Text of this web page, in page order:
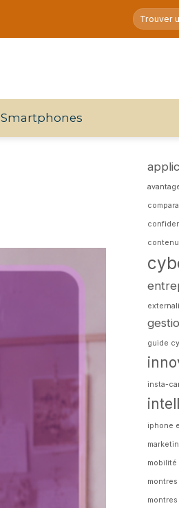
Smartphones
guide
insta-
iphone
mobilité